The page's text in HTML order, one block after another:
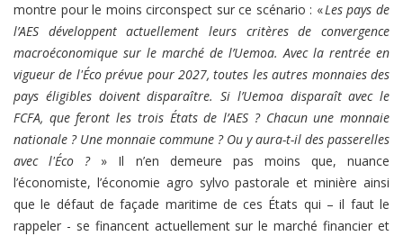
montre pour le moins circonspect sur ce scénario : «Les pays de
l’AES développent actuellement leurs critères de convergence
macroéconomique sur le marché de l’Uemoa. Avec la rentrée en
vigueur de l'Éco prévue pour 2027, toutes les autres monnaies des
pays éligibles doivent disparaître. Si l’Uemoa disparaît avec le
FCFA, que feront les trois États de l’AES ? Chacun une monnaie
nationale ? Une monnaie commune ? Ou y aura-t-il des passerelles
avec l'Éco ?» Il n’en demeure pas moins que, nuance
l’économiste, l’économie agro sylvo pastorale et minière ainsi
que le défaut de façade maritime de ces États qui – il faut le
rappeler - se financent actuellement sur le marché financier et